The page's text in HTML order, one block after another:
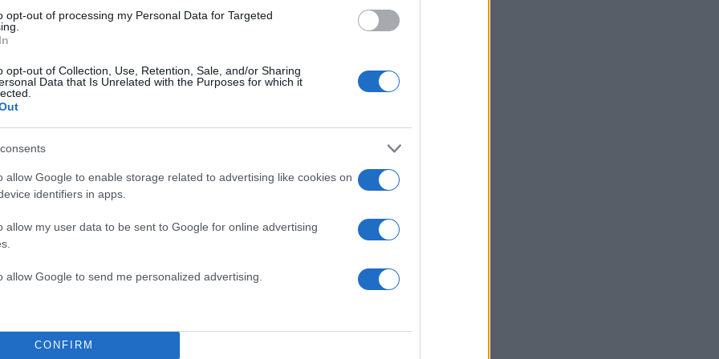
opt-out of processing my Personal Data for Targeted
opt-out of Collection, Use, Retention, Sale, and/or Sharing
Data that Is Unrelated with the Purposes for which it
allow Google to enable storage related to advertising like cookies on
identifiers in apps.
allow my user data to be sent to Google for online advertising
allow Google to send me personalized advertising.
CONFIRM
32-27, 45-47, 65-68
Ρίσμα, Κόνοτσουκ 20 (3), Κουλαμάε 17 (4)